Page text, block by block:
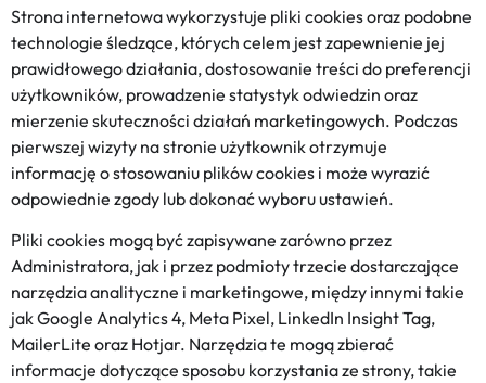
Strona internetowa wykorzystuje pliki cookies oraz podobne
technologie śledzące, których celem jest zapewnienie jej
prawidłowego działania, dostosowanie treści do preferencji
użytkowników, prowadzenie statystyk odwiedzin oraz
mierzenie skuteczności działań marketingowych. Podczas
pierwszej wizyty na stronie użytkownik otrzymuje
informację o stosowaniu plików cookies i może wyrazić
odpowiednie zgody lub dokonać wyboru ustawień.
Pliki cookies mogą być zapisywane zarówno przez
Administratora, jak i przez podmioty trzecie dostarczające
narzędzia analityczne i marketingowe, między innymi takie
jak Google Analytics 4, Meta Pixel, LinkedIn Insight Tag,
MailerLite oraz Hotjar. Narzędzia te mogą zbierać
informacje dotyczące sposobu korzystania ze strony, takie